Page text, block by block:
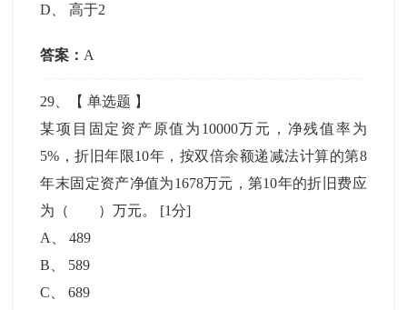
D 、高于2
答案： A
29 、【单选题 】
某项目固定资产原值为10000万元，净残值率为
5%，折旧年限10年，按双倍余额递减法计算的第8
年末固定资产净值为1678万元，第10年的折旧费应
为（ ）万元。 [1分]
A
、489
B
589
C 、689